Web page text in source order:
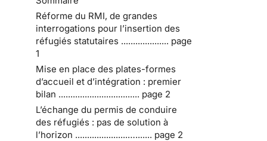
Réforme du RMI, de grandes
interrogations pour l’insertion des
réfugiés statutaires .................... page
1
Mise en place des plates-formes
d’accueil et d’intégration : premier
bilan .................................. page 2
L’échange du permis de conduire
des réfugiés : pas de solution à
l’horizon ......................…....... page 2